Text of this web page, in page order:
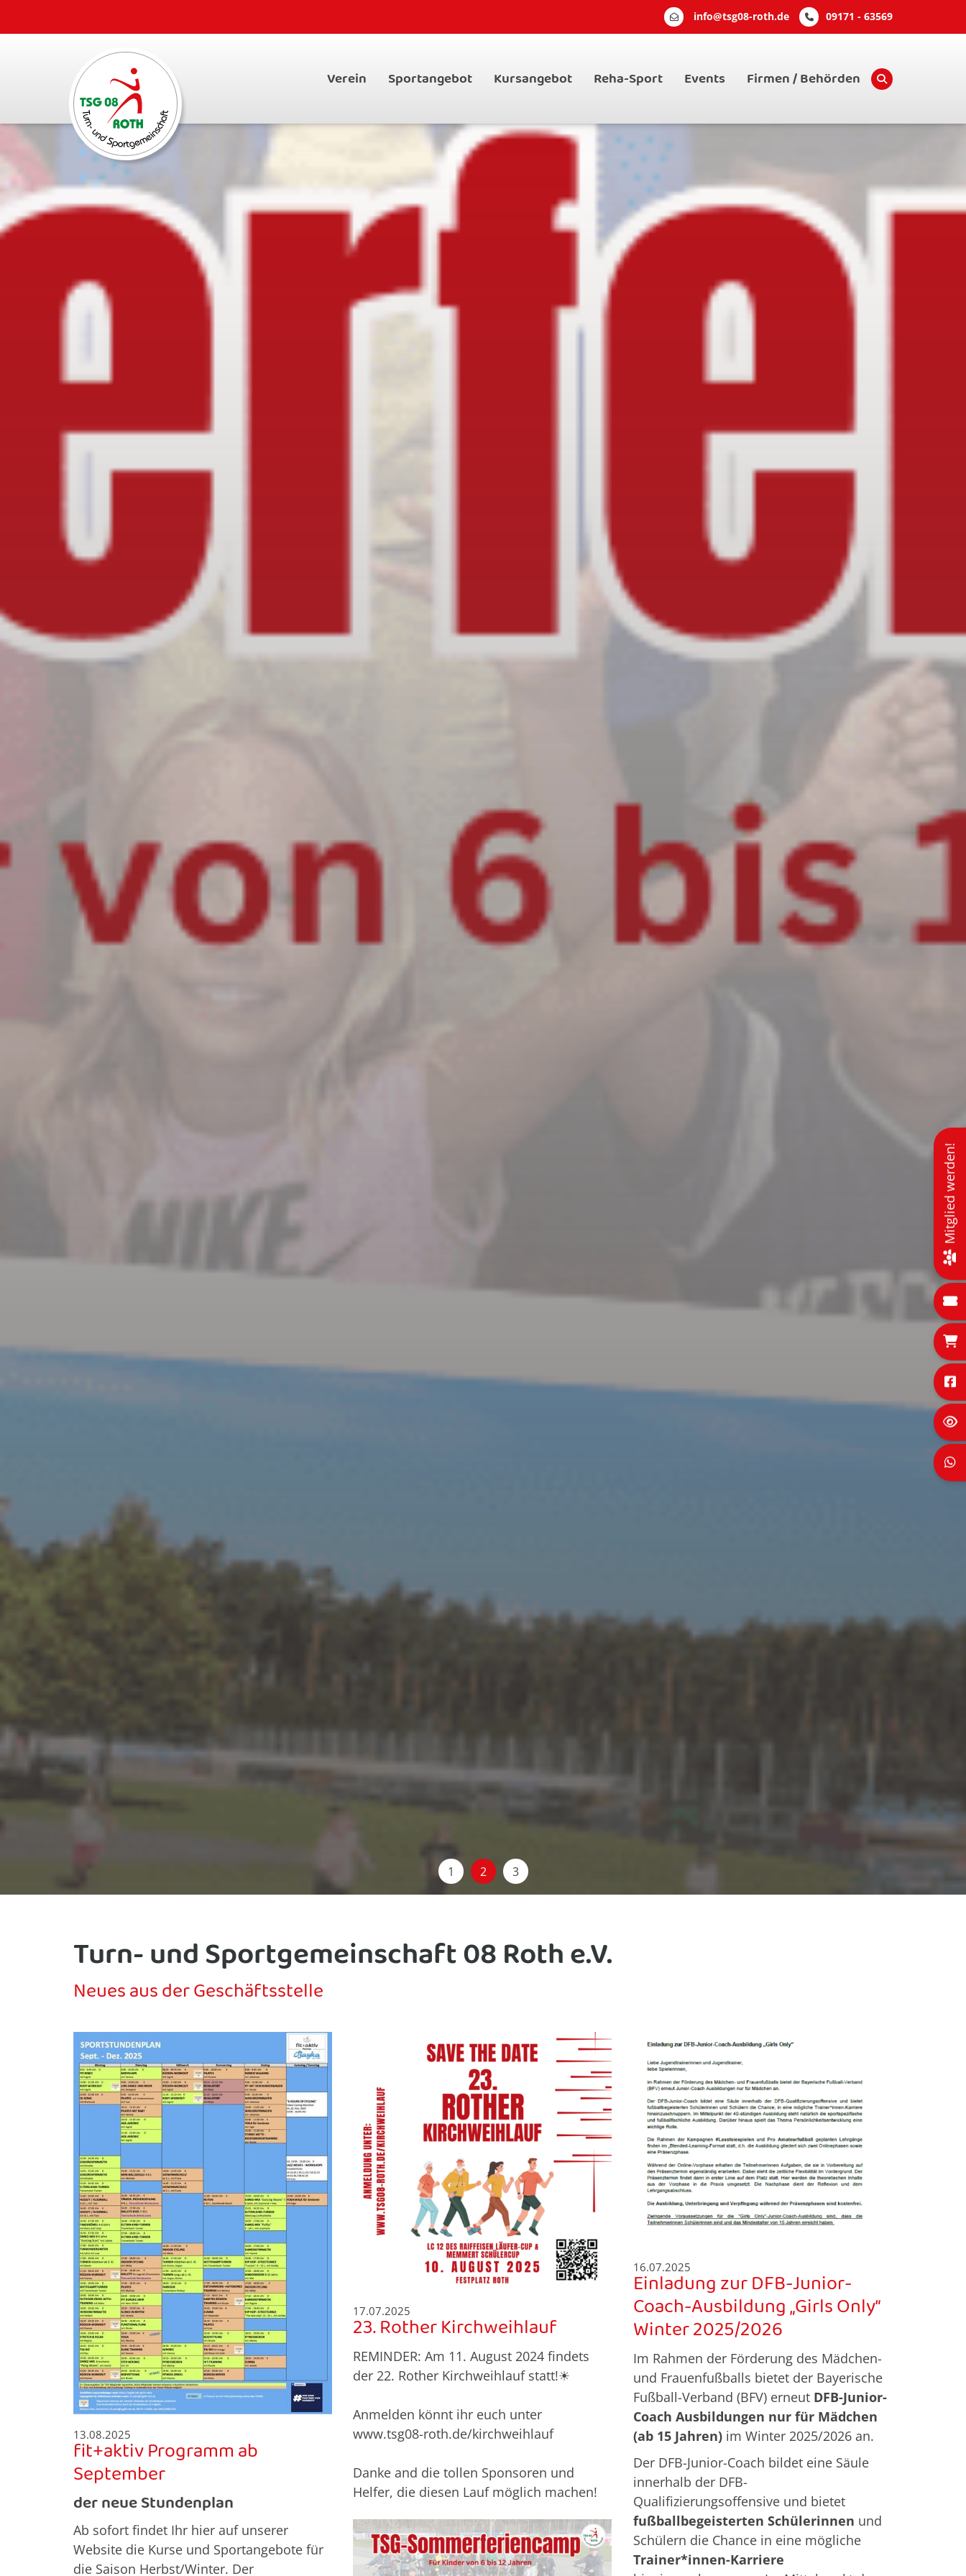
info@tsg08-roth.de 09171 - 63569
Verein Sportangebot Kursangebot Reha-Sport Events Firmen / Behörden
Reha-Sport bei der TSG 08 Roth
Turn- und Sportgemeinschaft 08 Roth e.V.
Neues aus der Geschäftsstelle
13.08.2025
fit+aktiv Programm ab
September
der neue Stundenplan
Ab sofort findet Ihr hier auf unserer
Website die Kurse und Sportangebote für
die Saison Herbst/Winter. Der
17.07.2025
23. Rother Kirchweihlauf
REMINDER: Am 11. August 2024 findets
der 22. Rother Kirchweihlauf statt!☀
Anmelden könnt ihr euch unter
www.tsg08-roth.de/kirchweihlauf
Danke and die tollen Sponsoren und
Helfer, die diesen Lauf möglich machen!
16.07.2025
Einladung zur DFB-Junior-
Coach-Ausbildung „Girls Only“
Winter 2025/2026
Im Rahmen der Förderung des Mädchen-
und Frauenfußballs bietet der Bayerische
Fußball-Verband (BFV) erneut DFB-Junior-
Coach Ausbildungen nur für Mädchen
(ab 15 Jahren) im Winter 2025/2026 an.
Der DFB-Junior-Coach bildet eine Säule
innerhalb der DFB-
Qualifizierungsoffensive und bietet
fußballbegeisterten Schülerinnen und
Schülern die Chance in eine mögliche
Trainer*innen-Karriere
Mitglied werden!